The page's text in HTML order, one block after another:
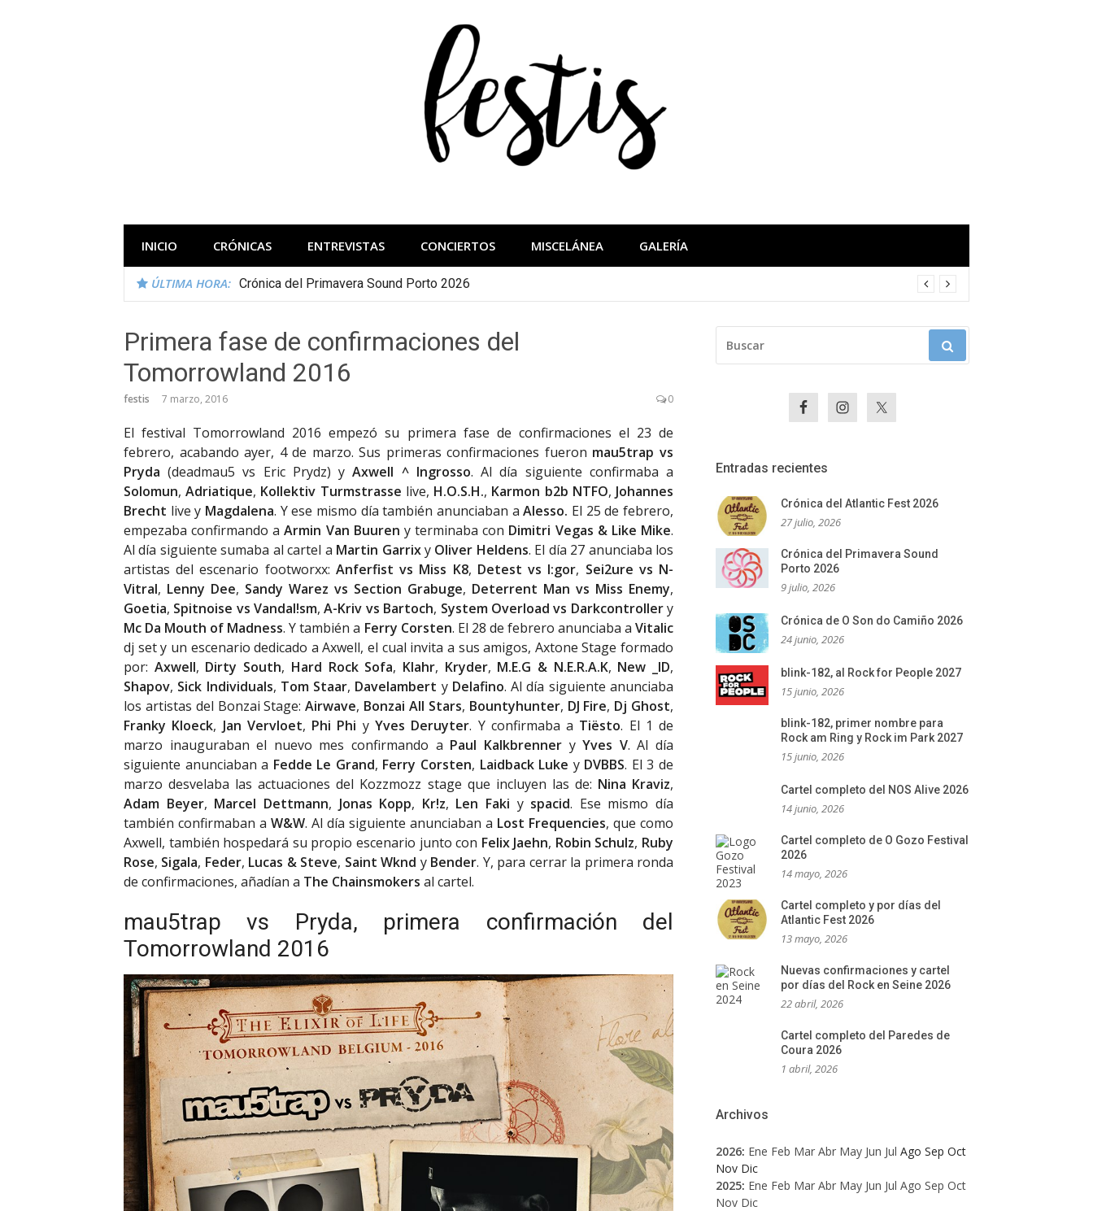
INICIO CRÓNICAS ENTREVISTAS CONCIERTOS MISCELÁNEA GALERÍA
ÚLTIMA HORA: Crónica del Primavera Sound Porto 2026
Primera fase de confirmaciones del
Tomorrowland 2016
festis 7 marzo, 2016 0
El festival Tomorrowland 2016 empezó su primera fase de confirmaciones el 23 de
febrero, acabando ayer, 4 de marzo. Sus primeras confirmaciones fueron mau5trap vs
Pryda (deadmau5 vs Eric Prydz) yAxwell ^ Ingrosso. Al día siguiente confirmaba a
Solomun,Adriatique, Kollektiv Turmstrasse live, H.O.S.H., Karmon b2b NTFO, Johannes
Brecht live y Magdalena. Y ese mismo día también anunciaban aAlesso. El 25 de febrero,
empezaba confirmando aArmin Van Buuren y terminaba con Dimitri Vegas & Like Mike.
Al día siguiente sumaba al cartel a Martin Garrixy Oliver Heldens. El día 27 anunciaba los
artistas del escenario footworxx: Anferfist vs Miss K8, Detest vs I:gor, Sei2ure vs N-
Vitral, Lenny Dee, Sandy Warez vs Section Grabuge, Deterrent Man vs Miss Enemy,
Goetia, Spitnoise vs Vandal!sm,A-Kriv vs Bartoch, System Overload vs Darkcontrollery
Mc Da Mouth of Madness. Y también a Ferry Corsten. El 28 de febrero anunciaba a Vitalic
dj set y un escenario dedicado a Axwell, el cual invita a sus amigos, Axtone Stage formado
por: Axwell, Dirty South, Hard Rock Sofa, Klahr, Kryder, M.E.G & N.E.R.A.K, New _ID,
Shapov, Sick Individuals, Tom Staar, Davelambert y Delafino. Al día siguiente anunciaba
los artistas del Bonzai Stage:Airwave, Bonzai All Stars, Bountyhunter, DJ Fire, Dj Ghost,
Franky Kloeck, Jan Vervloet, Phi Phi y Yves Deruyter. Y confirmaba a Tiësto. El 1 de
marzo inauguraban el nuevo mes confirmando a Paul Kalkbrenner yYves V. Al día
siguiente anunciaban a Fedde Le Grand, Ferry Corsten, Laidback Luke y DVBBS. El 3 de
marzo desvelaba las actuaciones del Kozzmozz stage que incluyen las de: Nina Kraviz,
Adam Beyer, Marcel Dettmann, Jonas Kopp, Kr!z, Len Faki y spacid. Ese mismo día
también confirmaban a W&W. Al día siguiente anunciaban a Lost Frequencies, que como
Axwell, también hospedará su propio escenario junto con Felix Jaehn, Robin Schulz, Ruby
Rose, Sigala, Feder, Lucas & Steve, Saint Wknd y Bender. Y, para cerrar la primera ronda
de confirmaciones, añadían a The Chainsmokers al cartel.
mau5trap vs Pryda, primera confirmación del
Tomorrowland 2016
Entradas recientes
Crónica del Atlantic Fest 2026
27 julio, 2026
Crónica del Primavera Sound
Porto 2026
9 julio, 2026
Crónica de O Son do Camiño 2026
24 junio, 2026
blink-182, al Rock for People 2027
15 junio, 2026
blink-182, primer nombre para
Rock am Ring y Rock im Park 2027
15 junio, 2026
Cartel completo del NOS Alive 2026
14 junio, 2026
Cartel completo de O Gozo Festival
2026
14 mayo, 2026
Cartel completo y por días del
Atlantic Fest 2026
13 mayo, 2026
Nuevas confirmaciones y cartel
por días del Rock en Seine 2026
22 abril, 2026
Cartel completo del Paredes de
Coura 2026
1 abril, 2026
Archivos
2026: Ene Feb Mar Abr May Jun Jul Ago Sep Oct
Nov Dic
2025: Ene Feb Mar Abr May Jun Jul Ago Sep Oct
Nov Dic